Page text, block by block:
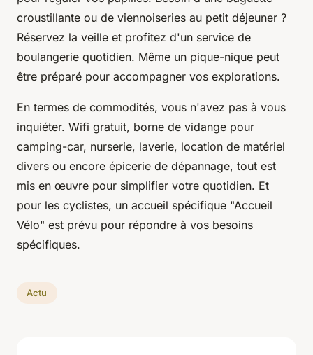
croustillante ou de viennoiseries au petit déjeuner ?
Réservez la veille et profitez d'un service de
boulangerie quotidien. Même un pique-nique peut
être préparé pour accompagner vos explorations.
En termes de commodités, vous n'avez pas à vous
inquiéter. Wifi gratuit, borne de vidange pour
camping-car, nurserie, laverie, location de matériel
divers ou encore épicerie de dépannage, tout est
mis en œuvre pour simplifier votre quotidien. Et
pour les cyclistes, un accueil spécifique "Accueil
Vélo" est prévu pour répondre à vos besoins
spécifiques.
Actu